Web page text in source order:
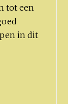
tot een
in dit